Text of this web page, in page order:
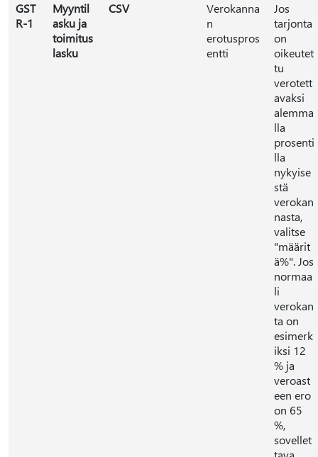
GST
R-1
Myyntil
asku ja
toimitus
lasku
CSV
Verokanna
n
erotuspros
entti
Jos
tarjonta
on
oikeutet
tu
verotett
avaksi
alemma
lla
prosenti
lla
nykyise
stä
verokan
nasta,
valitse
"määrit
ä%". Jos
normaa
li
verokan
ta on
esimerk
iksi 12
% ja
veroast
een ero
on 65
%,
sovellet